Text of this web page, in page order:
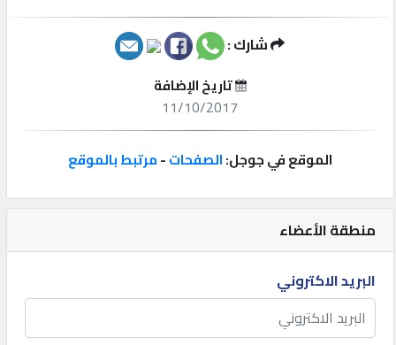
مميزة
إتصل
إعلانات
المنتدى
منطقة الأعضاء
البريد الاكتروني
شارك :
تاريخ الإضافة
11/10/2017
الموقع في جوجل:الصفحات-مرتبط بالموقع